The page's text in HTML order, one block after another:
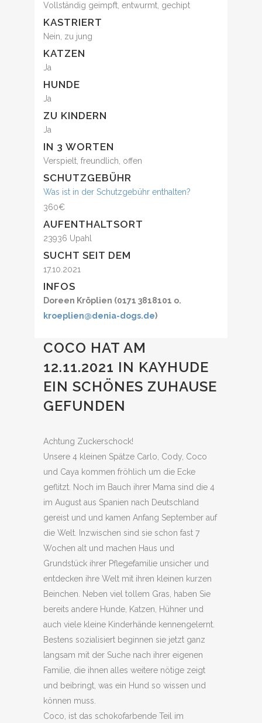
Vollständig geimpft, entwurmt, gechipt
KASTRIERT
Nein, zu jung
KATZEN
Ja
HUNDE
Ja
ZU KINDERN
Ja
IN 3 WORTEN
Verspielt, freundlich, offen
SCHUTZGEBÜHR
Was ist in der Schutzgebühr enthalten?
360€
AUFENTHALTSORT
23936 Upahl
SUCHT SEIT DEM
17.10.2021
INFOS
Doreen Kröplien (0171 3818101 o.
kroeplien@denia-dogs.de)
COCO HAT AM
12.11.2021 IN KAYHUDE
EIN SCHÖNES ZUHAUSE
GEFUNDEN
Achtung Zuckerschock!
Unsere 4 kleinen Spätze Carlo, Cody, Coco
und Caya kommen fröhlich um die Ecke
geflitzt. Noch im Bauch ihrer Mama sind die 4
im August aus Spanien nach Deutschland
gereist und und kamen Anfang September auf
die Welt. Inzwischen sind sie schon fast 7
Wochen alt und machen Haus und
Grundstück ihrer Pflegefamilie unsicher und
entdecken ihre Welt mit ihren kleinen kurzen
Beinchen. Neben viel tollem Gras, haben Sie
bereits andere Hunde, Katzen, Hühner und
auch viele kleine Kinderhände kennengelernt.
Bestens sozialisiert beginnen sie jetzt ganz
langsam mit der Suche nach ihrer eigenen
Familie, die ihnen alles weitere nötige zeigt
und beibringt, was ein Hund so wissen und
können muss.
Coco, ist das schokofarbende Teil im